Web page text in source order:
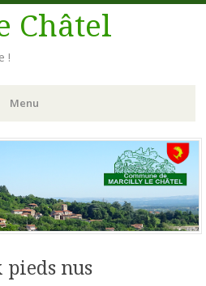
Châtel
!
Menu
pieds nus